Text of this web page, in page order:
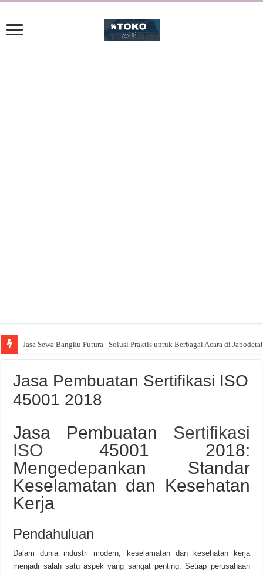
Jasa Sewa Bangku Futura | Solusi Praktis untuk Berbagai Acara di
Jasa Pembuatan Sertifikasi ISO
45001 2018
Jasa Pembuatan Sertifikasi
ISO 45001 2018:
Mengedepankan Standar
Keselamatan dan Kesehatan
Kerja
Pendahuluan
Dalam dunia industri modern, keselamatan dan kesehatan kerja
menjadi salah satu aspek yang sangat penting. Setiap perusahaan